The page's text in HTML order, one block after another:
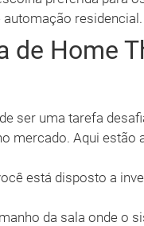
residencial.
de Home
ser uma tarefa
mercado. Aqui estão
está disposto a
da sala onde o